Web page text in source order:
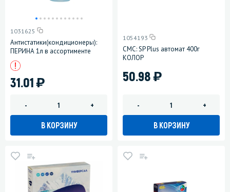
1031625
Антистатики(кондиционеры):
ПЕРИНА 1л в ассортименте
31.01)
- +
В КОРЗИНУ
1054193
СМС: SP Plus автомат 400г
КОЛОР
50.98)
- +
В КОРЗИНУ